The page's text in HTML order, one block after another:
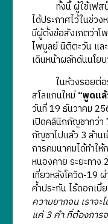
ทั้งนี้ ผู้ใช้เฟสบุ๊ค
ได้ประกาศไว้ในช่วง
มีผู้ตั้งข้อสังเกตว่า
ไพบูลย์ นิติตะวัน แล
เดินหน้าผลักดันนโย
ในห้วงรอยต่อร
สโลแกนใหม่ “พูดแล้
วันที่ 19 ธันวาคม
เปิดคลินิกกัญชากว่า
กัญชาไปแล้ว 3 ล้าน
การคมนาคมได้ทำใ
หนองคาย ระยะทา
เที่ยวหลังโควิด-19
ค้ำประกัน ไร้ดอกเบี้
ความยากจน เราจะ
แค่ 3 คำ ที่ต้องการ